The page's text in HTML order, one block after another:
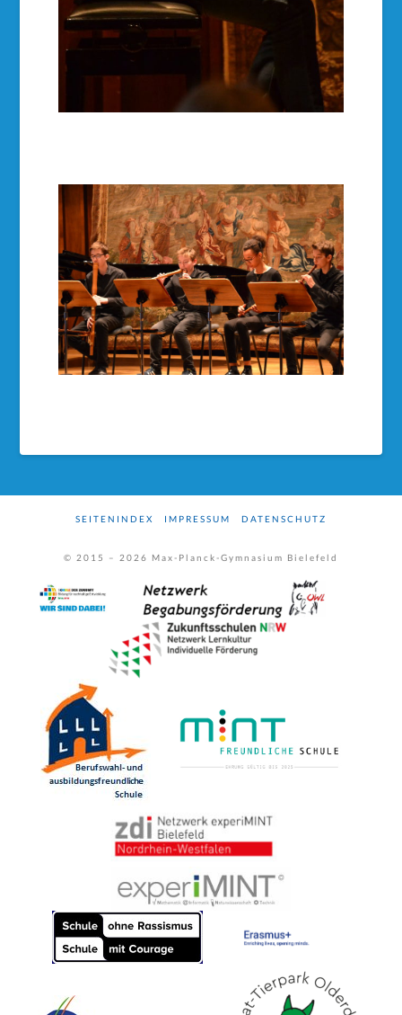
SEITENINDEX IMPRESSUM DATENSCHUTZ
© 2015 – 2026 Max-Planck-Gymnasium Bielefeld